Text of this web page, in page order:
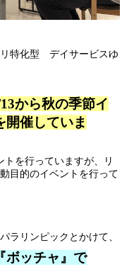
特化型 デイサービスゆ
から秋の季節イ
開催していま
トを行っていますが、リ
目的のイベントを行って
ラリンピックとかけて、
ボッチャ』で